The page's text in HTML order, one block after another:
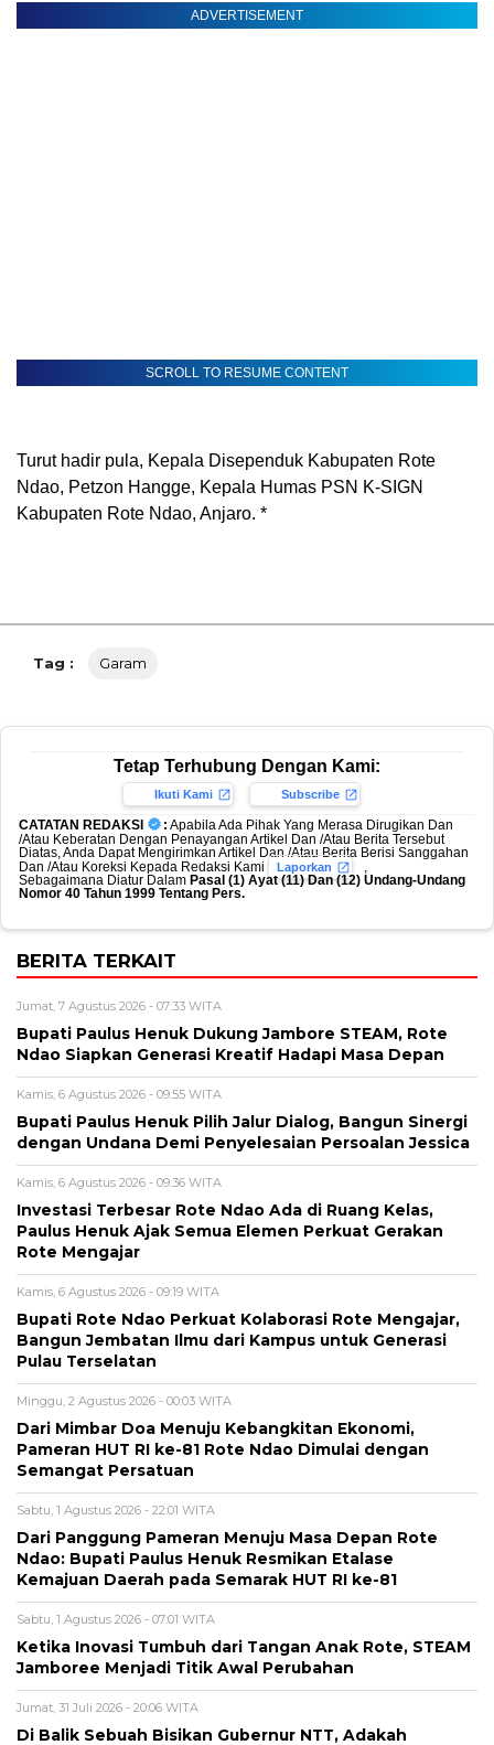
ADVERTISEMENT
SCROLL TO RESUME CONTENT
Turut hadir pula, Kepala Disependuk Kabupaten Rote
Ndao, Petzon Hangge, Kepala Humas PSN K-SIGN
Kabupaten Rote Ndao, Anjaro. *
Tag : Garam
Tetap Terhubung Dengan Kami:
Ikuti Kami Subscribe
CATATAN REDAKSI : Apabila Ada Pihak Yang Merasa Dirugikan Dan
/Atau Keberatan Dengan Penayangan Artikel Dan /Atau Berita Tersebut
Diatas, Anda Dapat Mengirimkan Artikel Dan /Atau Berita Berisi Sanggahan
Dan /Atau Koreksi Kepada Redaksi Kami
Laporkan
Sebagaimana Diatur Dalam Pasal (1) Ayat (11) Dan (12) Undang-Undang
Nomor 40 Tahun 1999 Tentang Pers.
BERITA TERKAIT
Jumat, 7 Agustus 2026 - 07:33 WITA
Bupati Paulus Henuk Dukung Jambore STEAM, Rote
Ndao Siapkan Generasi Kreatif Hadapi Masa Depan
Kamis, 6 Agustus 2026 - 09:55 WITA
Bupati Paulus Henuk Pilih Jalur Dialog, Bangun Sinergi
dengan Undana Demi Penyelesaian Persoalan Jessica
Kamis, 6 Agustus 2026 - 09:36 WITA
Investasi Terbesar Rote Ndao Ada di Ruang Kelas,
Paulus Henuk Ajak Semua Elemen Perkuat Gerakan
Rote Mengajar
Kamis, 6 Agustus 2026 - 09:19 WITA
Bupati Rote Ndao Perkuat Kolaborasi Rote Mengajar,
Bangun Jembatan Ilmu dari Kampus untuk Generasi
Pulau Terselatan
Minggu, 2 Agustus 2026 - 00:03 WITA
Dari Mimbar Doa Menuju Kebangkitan Ekonomi,
Pameran HUT RI ke-81 Rote Ndao Dimulai dengan
Semangat Persatuan
Sabtu, 1 Agustus 2026 - 22:01 WITA
Dari Panggung Pameran Menuju Masa Depan Rote
Ndao: Bupati Paulus Henuk Resmikan Etalase
Kemajuan Daerah pada Semarak HUT RI ke-81
Sabtu, 1 Agustus 2026 - 07:01 WITA
Ketika Inovasi Tumbuh dari Tangan Anak Rote, STEAM
Jamboree Menjadi Titik Awal Perubahan
Jumat, 31 Juli 2026 - 20:06 WITA
Di Balik Sebuah Bisikan Gubernur NTT, Adakah